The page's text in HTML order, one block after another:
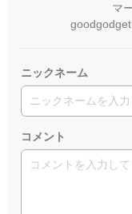
マ
goodgodget
ニックネーム
コメント